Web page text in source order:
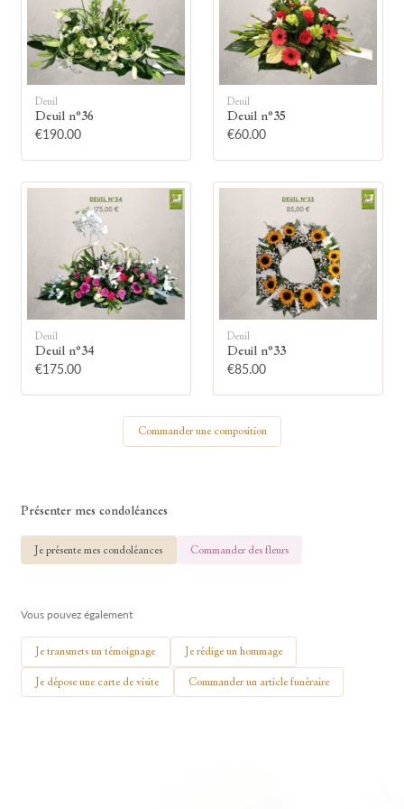
Allumez une bougie
Montrez votre soutien à la famille en
allumant symboliquement une bougie.
Votre prénom
Deuil
Deuil n°36
€190.00
Deuil
Deuil n°35
€60.00
Deuil
Deuil n°34
€175.00
Deuil
Deuil n°33
€85.00
Commander une composition
Présenter mes condoléances
Je présente mes condoléances Commander des fleurs
Vous pouvez également
Je transmets un témoignage Je rédige un hommage
Je dépose une carte de visite Commander un article funéraire